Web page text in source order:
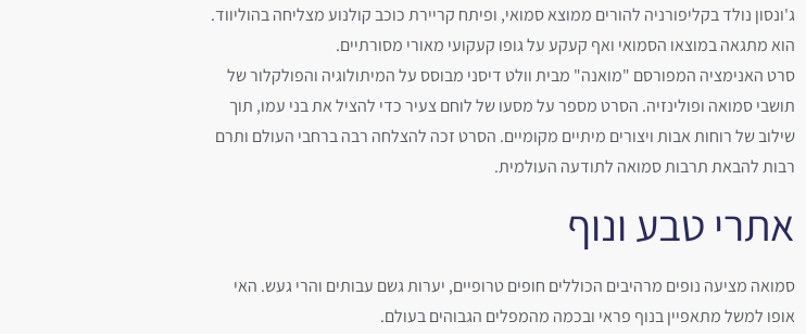
ג'ונסון נולד בקליפורניה להורים ממוצא סמואי, ופיתח קריירת כוכב קולנוע מצליחה בהוליווד.
הוא מתגאה במוצאו הסמואי ואף קעקע על גופו קעקועי מאורי מסורתיים.
סרט האנימציה המפורסם "מואנה" מבית וולט דיסני מבוסס על המיתולוגיה והפולקלור של
תושבי סמואה ופולינזיה. הסרט מספר על מסעו של לוחם צעיר כדי להציל את בני עמו, תוך
שילוב של רוחות אבות ויצורים מיתיים מקומיים. הסרט זכה להצלחה רבה ברחבי העולם ותרם
רבות להבאת תרבות סמואה לתודעה העולמית.
אתרי טבע ונוף
סמואה מציעה נופים מרהיבים הכוללים חופים טרופיים, יערות גשם עבותים והרי געש. האי
אופו למשל מתאפיין בנוף פראי ובכמה מהמפלים הגבוהים בעולם.